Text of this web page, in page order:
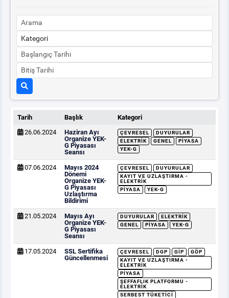
Tarih Başlık
Kategori
26.06.2024
Haziran Ayı
Organize YEK-
G Piyasası
Seansı
ÇEVRESEL
DUYURULAR
ELEKTRIK
GENEL
PIYASA
YEK-G
07.06.2024
Mayıs 2024
Dönemi
Organize YEK-
G Piyasası
Uzlaştırma
Bildirimi
ÇEVRESEL
DUYURULAR
KAYIT VE UZLAŞTIRMA -
ELEKTRIK
PIYASA
YEK-G
21.05.2024
Mayıs Ayı
Organize YEK-
G Piyasası
Seansı
DUYURULAR
ELEKTRIK
GENEL
PIYASA YEK-G
17.05.2024
SSL Sertifika
Güncellenmesi
ÇEVRESEL DGP GİP
GÖP
KAYIT VE UZLAŞTIRMA -
ELEKTRIK
PIYASA
ŞEFFAFLIK PLATFORMU -
ELEKTRIK
SERBEST TÜKETICI